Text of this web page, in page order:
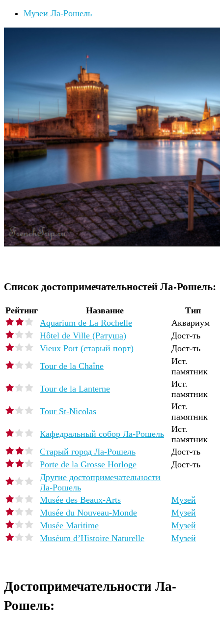
Музеи Ла-Рошель
Список достопримечательностей Ла-Рошель:
Рейтинг Название
Тип
Aquarium de La Rochelle
Аквариум
Hôtel de Ville (Ратуша)
Дост-ть
Vieux Port (старый порт)
Дост-ть
Tour de la Chaîne
Ист.
памятник
Tour de la Lanterne
Ист.
памятник
Tour St-Nicolas
Ист.
памятник
Кафедральный собор Ла-Рошель
Ист.
памятник
Старый город Ла-Рошель
Дост-ть
Porte de la Grosse Horloge
Дост-ть
Другие достопримечательности
Ла-Рошель
Musée des Beaux-Arts
Музей
Musée du Nouveau-Monde
Музей
Musée Maritime
Музей
Muséum d’Histoire Naturelle
Музей
Достопримечательности Ла-
Рошель: